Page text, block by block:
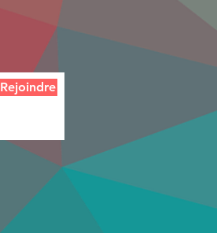
Rejoindre